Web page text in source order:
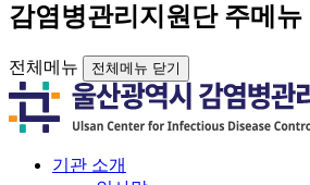
감염병관리지원단 주메뉴
전체메뉴 전체메뉴 닫기
기관 소개